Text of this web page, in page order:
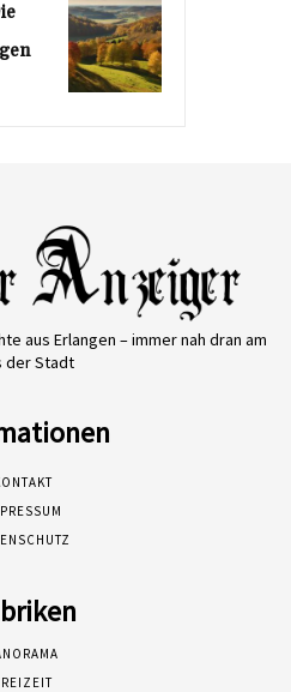
aus Erlangen – immer nah dran am
der Stadt